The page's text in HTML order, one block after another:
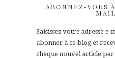
ABONNEZ-VOUS
Saisissez votre adresse
abonner à ce blog et
chaque nouvel article par